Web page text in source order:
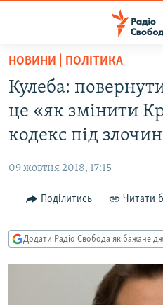
Перейти
основного
матеріалу
до
основної
Перейти
до
пошуку
РАДІО СВОБОДА – 70 РОКІВ
ВСЕ ЗА ДОБУ
СУСПІЛЬСТВО
РОСІЙСЬКА «ФІЛЬТРАЦІЯ»
ДОНБАС.РЕАЛІЇ
ТИ ЯК?
НОВИНИ | ПОЛІТИКА
Кулеба:
це «як змінити
кодекс під
09 жовтня 2018, 17:15
Поділитись Читати
Додати Радіо Свобода як бажане